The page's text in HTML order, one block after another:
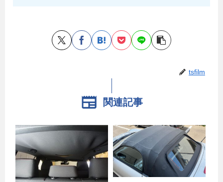
tsfilm
関連記事